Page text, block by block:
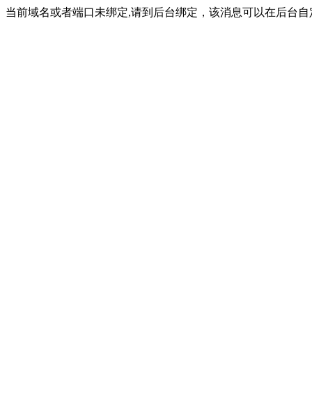
当前域名或者端口未绑定,请到后台绑定，该消息可以在后台自